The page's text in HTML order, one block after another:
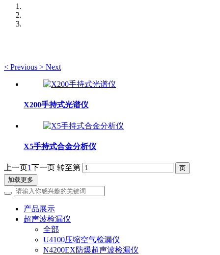
< Previous > Next
X200手持式光谱仪
X5手持式合金分析仪
上一页1下一页 转至第
加载更多
产品展示
超声波检漏仪
全部
U4100压缩空气检漏仪
N4200EX防爆超声波检漏仪